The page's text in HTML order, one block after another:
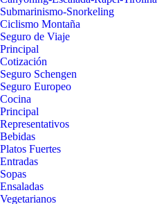
Submarinismo-Snorkeling
Ciclismo Montaña
Seguro de Viaje
Principal
Cotización
Seguro Schengen
Seguro Europeo
Cocina
Principal
Representativos
Bebidas
Platos Fuertes
Entradas
Sopas
Ensaladas
Vegetarianos